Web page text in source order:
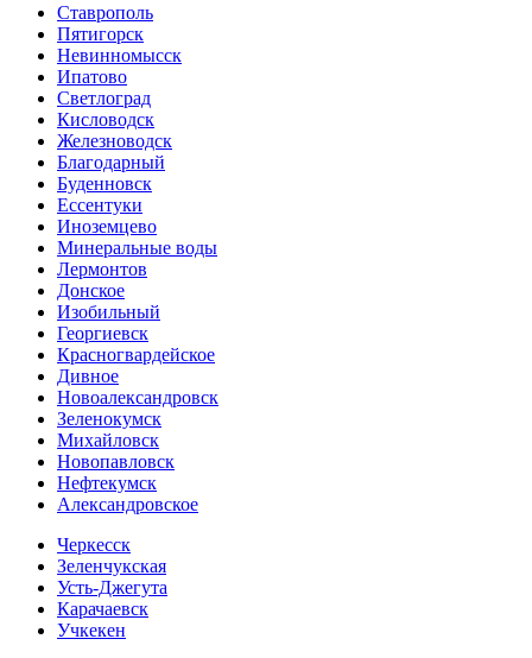
Ставрополь
Пятигорск
Невинномысск
Ипатово
Светлоград
Кисловодск
Железноводск
Благодарный
Буденновск
Ессентуки
Иноземцево
Минеральные воды
Лермонтов
Донское
Изобильный
Георгиевск
Красногвардейское
Дивное
Новоалександровск
Зеленокумск
Михайловск
Новопавловск
Нефтекумск
Александровское
Черкесск
Зеленчукская
Усть-Джегута
Карачаевск
Учкекен